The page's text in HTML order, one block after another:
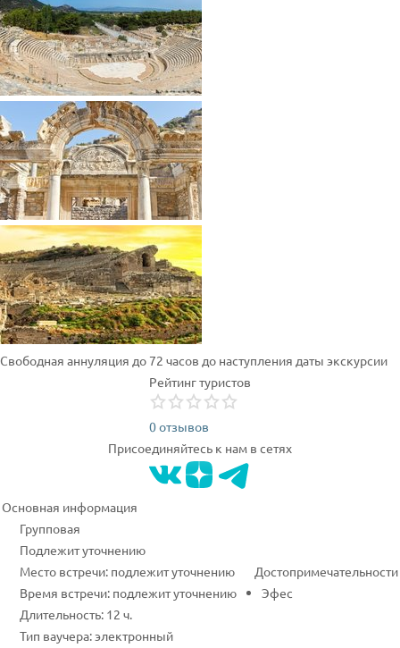
Свободная аннуляция до 72 часов до наступления даты экскурсии
Рейтинг туристов
0 отзывов
Присоединяйтесь к нам в сетях
Основная информация
Групповая
Подлежит уточнению
Место встречи: подлежит уточнению
Время встречи: подлежит уточнению
Длительность: 12 ч.
Тип ваучера: электронный
Достопримечательности
Эфес